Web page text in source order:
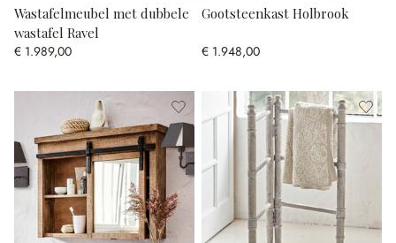
Wastafelmeubel met dubbele
wastafel Ravel
€ 1.989,00
Gootsteenkast Holbrook
€ 1.948,00